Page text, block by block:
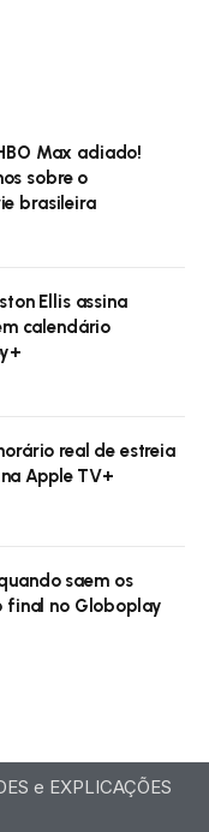
Max adiado!
sobre o
brasileira
Ellis assina
calendário
real de estreia
Apple TV+
saem os
final no Globoplay
e EXPLICAÇÕES